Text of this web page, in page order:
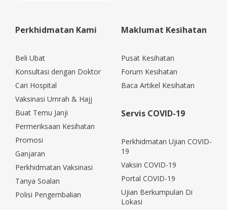
Perkhidmatan Kami
Beli Ubat
Konsultasi dengan Doktor
Cari Hospital
Vaksinasi Umrah & Hajj
Buat Temu Janji
Permeriksaan Kesihatan
Promosi
Ganjaran
Perkhidmatan Vaksinasi
Tanya Soalan
Polisi Pengembalian
Maklumat Kesihatan
Pusat Kesihatan
Forum Kesihatan
Baca Artikel Kesihatan
Servis COVID-19
Perkhidmatan Ujian COVID-
19
Vaksin COVID-19
Portal COVID-19
Ujian Berkumpulan Di
Lokasi